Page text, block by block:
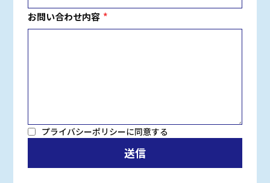
お問い合わせ内容 *
プライバシーポリシーに同意する
送信